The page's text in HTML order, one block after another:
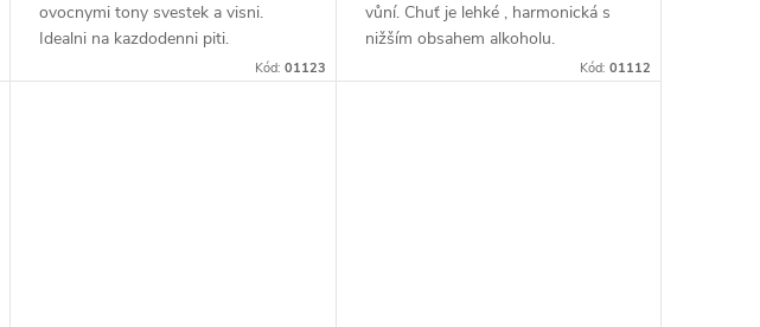
ovocnymi tony svestek a visni.
Idealni na kazdodenni piti.
Kód: 01123
vůní. Chuť je lehké , harmonická s
nižším obsahem alkoholu.
Kód: 01112